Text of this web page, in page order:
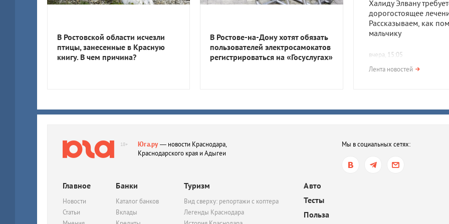
Халиду Элвану
дорогостоящее
Рассказываем, как
мальчику
вчера, 15:05
В Краснодаре пройдет
из-за угрозы БПЛА
вчера, 12:45
Лента новостей
В Ростовской области исчезли
птицы, занесенные в Красную
книгу. В чем причина?
В Ростове-на-Дону хотят обязать
пользователей электросамокатов
регистрироваться на «Госуслугах»
18+ Юга.ру— новости Краснодара,
Краснодарского края и Адыгеи
Мы в социальных сетях:
Главное
Новости
Статьи
Банки
Каталог банков
Вклады
Туризм
Вид сверху: репортажи с коптера
Легенды Краснодара
Авто
Тесты
Польза